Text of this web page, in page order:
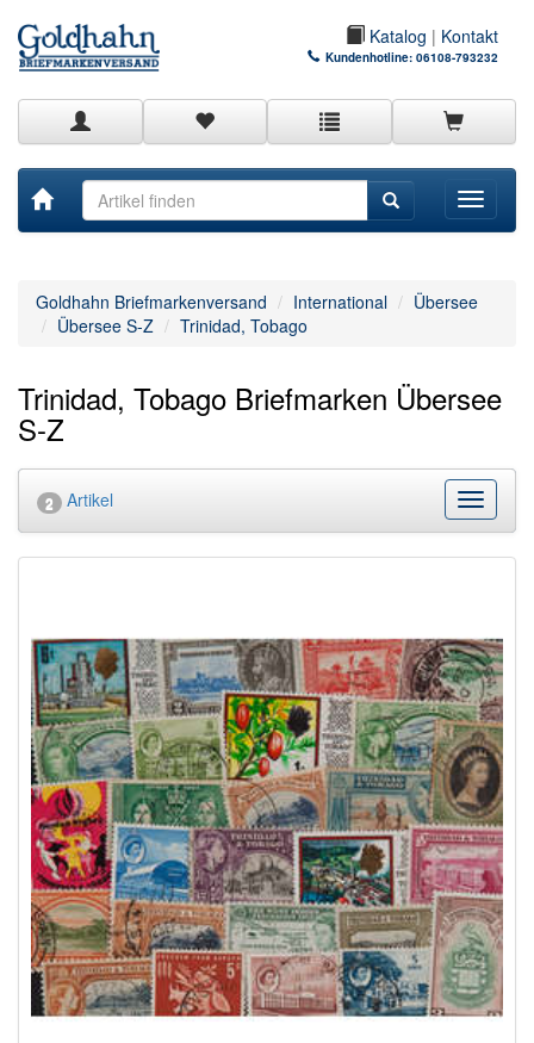
Katalog | Kontakt
Kundenhotline: 06108-793232
Toggle
Goldhahn Briefmarkenversand International
Übersee
Übersee S-Z
Trinidad, Tobago
Trinidad, Tobago Briefmarken Übersee
S-Z
2 Artikel